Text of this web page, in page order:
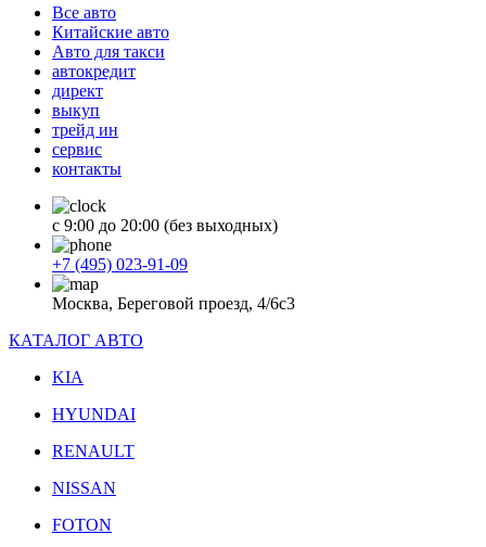
Все авто
Китайские авто
Авто для такси
автокредит
директ
выкуп
трейд ин
сервис
контакты
с 9:00 до 20:00 (без выходных)
+7 (495) 023-91-09
Москва, Береговой проезд, 4/6с3
КАТАЛОГ АВТО
KIA
HYUNDAI
RENAULT
NISSAN
FOTON